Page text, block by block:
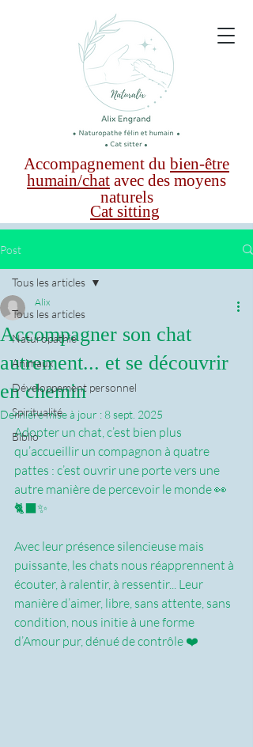
Accompagnement du bien-être
humain/chat avec des moyens
naturels
Cat sitting
Post
Tous les articles
Naturopathie
Animaux
Développement personnel
Spiritualité
Biblio
Tous les articles
Accompagner son chat
autrement... et se découvrir
en chemin
Alix
Dernière mise à jour : 8 sept. 2025
Adopter un chat, c’est bien plus
qu’accueillir un compagnon à quatre
pattes : c’est ouvrir une porte vers une
autre manière de percevoir le monde 👀
🐈‍⬛✨️
Avec leur présence silencieuse mais
puissante, les chats nous réapprennent à
écouter, à ralentir, à ressentir... Leur
manière d’aimer, libre, sans attente, sans
condition, nous initie à une forme
d’Amour pur, dénué de contrôle ❤️